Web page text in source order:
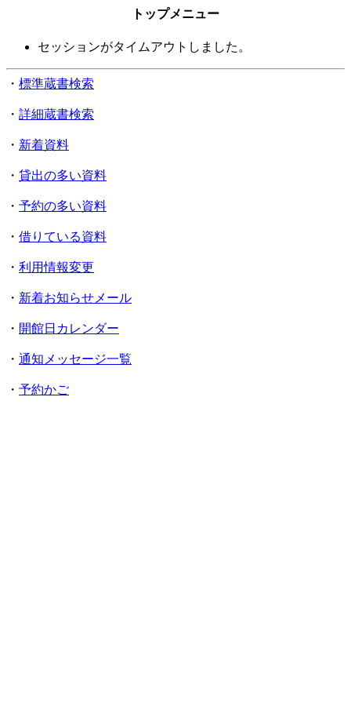
トップメニュー
セッションがタイムアウトしました。
・ 標準蔵書検索
・ 詳細蔵書検索
・ 新着資料
・ 貸出の多い資料
・ 予約の多い資料
・ 借りている資料
・ 利用情報変更
・ 新着お知らせメール
・ 開館日カレンダー
・ 通知メッセージ一覧
・ 予約かご